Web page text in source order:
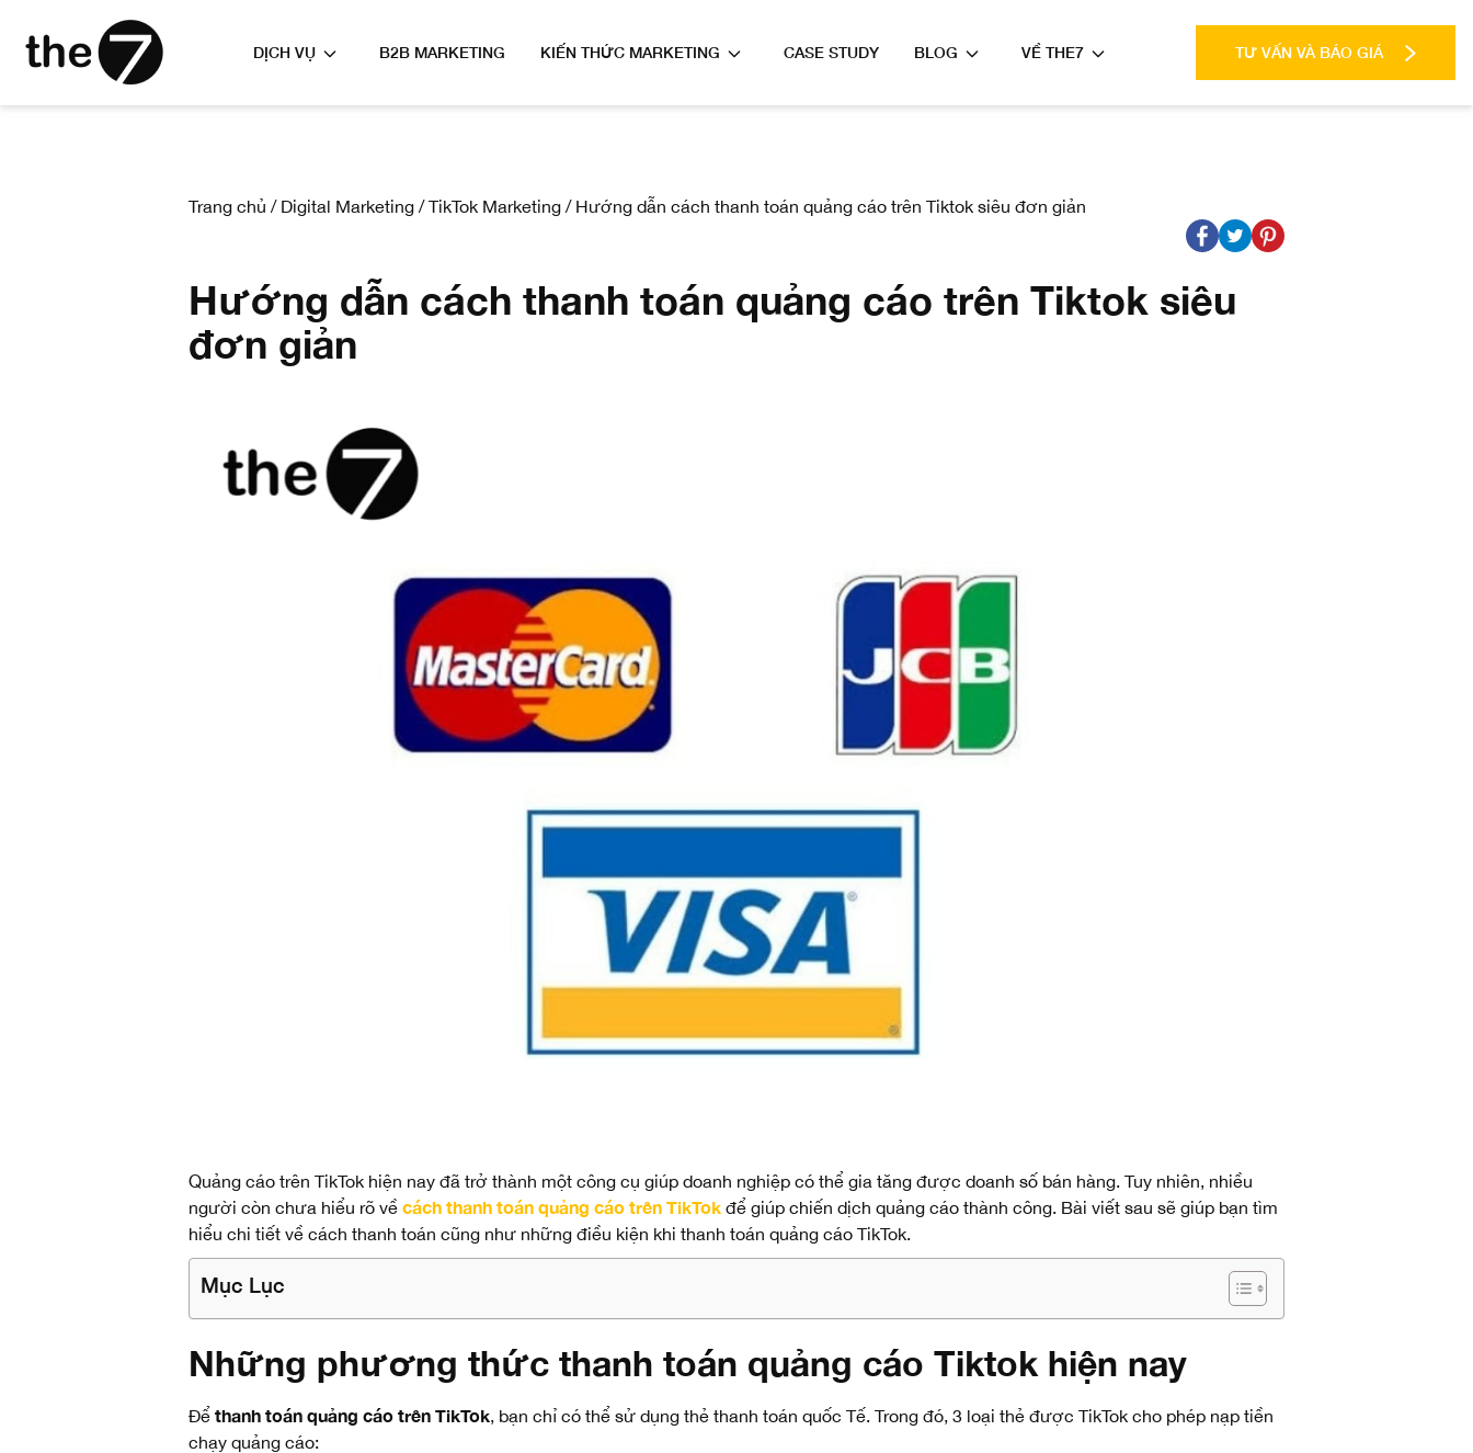
DỊCH VỤ B2B MARKETING KIẾN THỨC MARKETING CASE STUDY BLOG VỀ THE7 TƯ VẤN VÀ BÁO GIÁ
Trang chủ / Digital Marketing /TikTok Marketing / Hướng dẫn cách thanh toán quảng cáo trên Tiktok siêu đơn giản
Hướng dẫn cách thanh toán quảng cáo trên Tiktok siêu
đơn giản
Quảng cáo trên TikTok hiện nay đã trở thành một công cụ giúp doanh nghiệp có thể gia tăng được doanh số bán hàng. Tuy nhiên, nhiều
người còn chưa hiểu rõ về cách thanh toán quảng cáo trên TikTok để giúp chiến dịch quảng cáo thành công. Bài viết sau sẽ giúp bạn tìm
hiểu chi tiết về cách thanh toán cũng như những điều kiện khi thanh toán quảng cáo TikTok.
Mục Lục
Những phương thức thanh toán quảng cáo Tiktok hiện nay
Để thanh toán quảng cáo trên TikTok, bạn chỉ có thể sử dụng thẻ thanh toán quốc Tế. Trong đó, 3 loại thẻ được TikTok cho phép nạp tiền
chạy quảng cáo: